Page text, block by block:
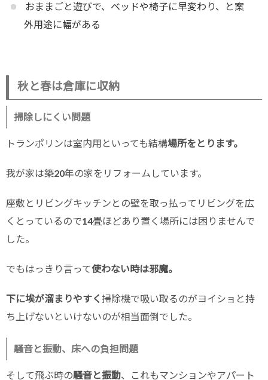
おままごと遊びで、ベッドや椅子に早変わり、と案
外用途に幅がある
秋と春は倉庫に収納
掃除しにくい問題
トランポリンは室内用といっても結構場所をとります。
我が家は築20年の家をリフォームしています。
座敷とリビングキッチンとの壁を取っ払ってリビングを広
くとっているので14畳ほどあり置く場所には困りませんで
した。
でもはっきり言って使わない時は邪魔。
下に埃が溜まりやすく 掃除機で吸い取るのがヨイショと持
ち上げないといけないのが相当面倒でした。
騒音と振動、床への負担問題
そして飛ぶ時の騒音と振動、これもマンションやアパート